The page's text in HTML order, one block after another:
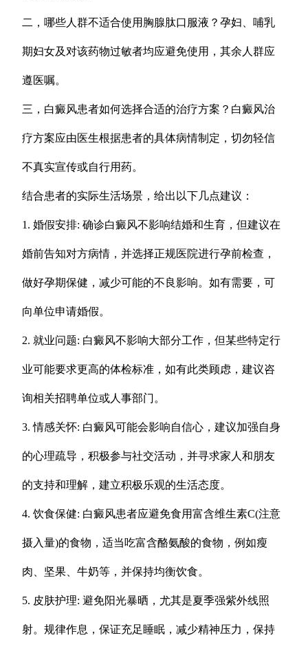
二，哪些人群不适合使用胸腺肽口服液？孕妇、哺乳
期妇女及对该药物过敏者均应避免使用，其余人群应
遵医嘱。
三，白癜风患者如何选择合适的治疗方案？白癜风治
疗方案应由医生根据患者的具体病情制定，切勿轻信
不真实宣传或自行用药。
结合患者的实际生活场景，给出以下几点建议：
1. 婚假安排: 确诊白癜风不影响结婚和生育，但建议在
婚前告知对方病情，并选择正规医院进行孕前检查，
做好孕期保健，减少可能的不良影响。如有需要，可
向单位申请婚假。
2. 就业问题: 白癜风不影响大部分工作，但某些特定行
业可能要求更高的体检标准，如有此类顾虑，建议咨
询相关招聘单位或人事部门。
3. 情感关怀: 白癜风可能会影响自信心，建议加强自身
的心理疏导，积极参与社交活动，并寻求家人和朋友
的支持和理解，建立积极乐观的生活态度。
4. 饮食保健: 白癜风患者应避免食用富含维生素C(注意
摄入量)的食物，适当吃富含酪氨酸的食物，例如瘦
肉、坚果、牛奶等，并保持均衡饮食。
5. 皮肤护理: 避免阳光暴晒，尤其是夏季强紫外线照
射。规律作息，保证充足睡眠，减少精神压力，保持